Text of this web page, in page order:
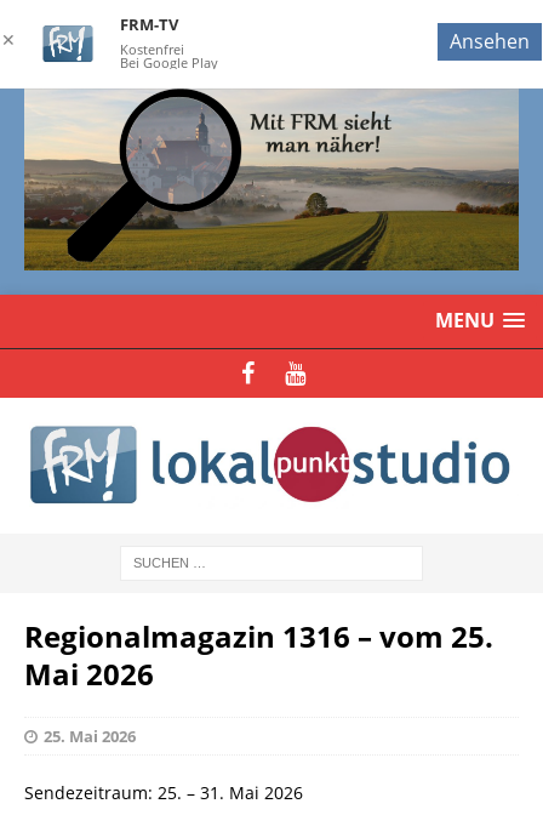
MENU
Regionalmagazin 1316 – vom 25.
Mai 2026
25. Mai 2026
Sendezeitraum: 25. – 31. Mai 2026
✕
FRM-TV
Kostenfrei
Bei Google Play
Ansehen